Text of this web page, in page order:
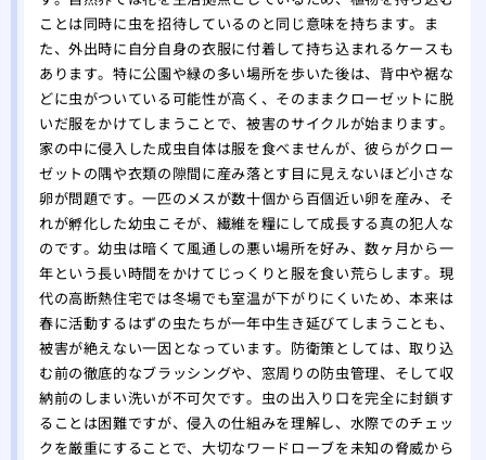
ことは同時に虫を招待しているのと同じ意味を持ちます。ま
た、外出時に自分自身の衣服に付着して持ち込まれるケースも
あります。特に公園や緑の多い場所を歩いた後は、背中や裾な
どに虫がついている可能性が高く、そのままクローゼットに脱
いだ服をかけてしまうことで、被害のサイクルが始まります。
家の中に侵入した成虫自体は服を食べませんが、彼らがクロー
ゼットの隅や衣類の隙間に産み落とす目に見えないほど小さな
卵が問題です。一匹のメスが数十個から百個近い卵を産み、そ
れが孵化した幼虫こそが、繊維を糧にして成長する真の犯人な
のです。幼虫は暗くて風通しの悪い場所を好み、数ヶ月から一
年という長い時間をかけてじっくりと服を食い荒らします。現
代の高断熱住宅では冬場でも室温が下がりにくいため、本来は
春に活動するはずの虫たちが一年中生き延びてしまうことも、
被害が絶えない一因となっています。防衛策としては、取り込
む前の徹底的なブラッシングや、窓周りの防虫管理、そして収
納前のしまい洗いが不可欠です。虫の出入り口を完全に封鎖す
ることは困難ですが、侵入の仕組みを理解し、水際でのチェッ
クを厳重にすることで、大切なワードローブを未知の脅威から